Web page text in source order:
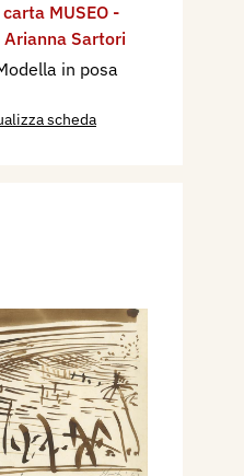
carta MUSEO -
Sartori
in posa
scheda